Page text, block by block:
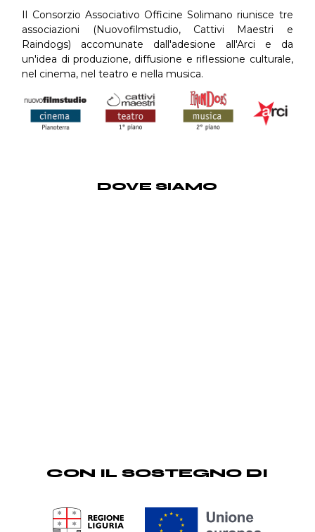
Il Consorzio Associativo Officine Solimano riunisce tre
associazioni (Nuovofilmstudio, Cattivi Maestri e
Raindogs) accomunate dall'adesione all'Arci e da
un'idea di produzione, diffusione e riflessione culturale,
nel cinema, nel teatro e nella musica.
DOVE SIAMO
CON IL SOSTEGNO DI